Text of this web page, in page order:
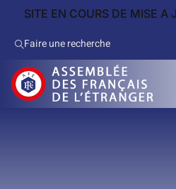
SITE EN COURS DE MISE A
Faire une recherche